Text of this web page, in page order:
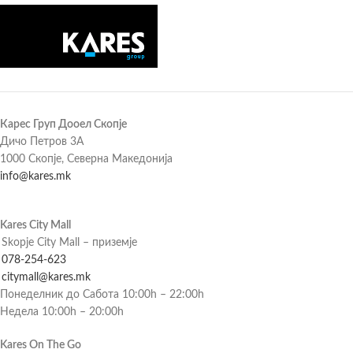
Карес Груп Дооел Скопје
Дичо Петров 3А
1000 Скопје, Северна Македонија
info@kares.mk
Kares City Mall
Skopje City Mall – приземје
078-254-623
citymall@kares.mk
Понеделник до Сабота 10:00h – 22:00h
Недела 10:00h – 20:00h
Kares On The Go